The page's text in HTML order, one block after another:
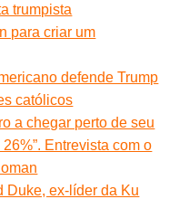
trumpista
para criar um
defende Trump
católicos
a chegar perto de seu
Entrevista com o
Duke, ex-líder da Ku